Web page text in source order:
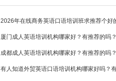
厦门成人英语培训机构哪家好？有推荐的吗？
成都成人英语培训机构哪家好？有推荐的吗？